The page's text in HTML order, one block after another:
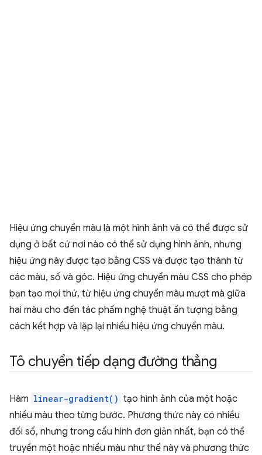
Hiệu ứng chuyển màu là một hình ảnh và có thể được sử
dụng ở bất cứ nơi nào có thể sử dụng hình ảnh, nhưng
hiệu ứng này được tạo bằng CSS và được tạo thành từ
các màu, số và góc. Hiệu ứng chuyển màu CSS cho phép
bạn tạo mọi thứ, từ hiệu ứng chuyển màu mượt mà giữa
hai màu cho đến tác phẩm nghệ thuật ấn tượng bằng
cách kết hợp và lặp lại nhiều hiệu ứng chuyển màu.
Tô chuyển tiếp dạng đường thẳng
Hàm linear-gradient() tạo hình ảnh của một hoặc
nhiều màu theo từng bước. Phương thức này có nhiều
đối số, nhưng trong cấu hình đơn giản nhất, bạn có thể
truyền một hoặc nhiều màu như thế này và phương thức